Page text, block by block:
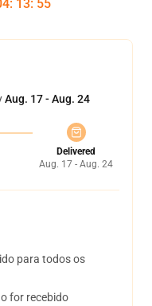
: 13: 54
Aug. 17 - Aug. 24
Delivered
Aug. 17 - Aug. 24
para todos os
for recebido